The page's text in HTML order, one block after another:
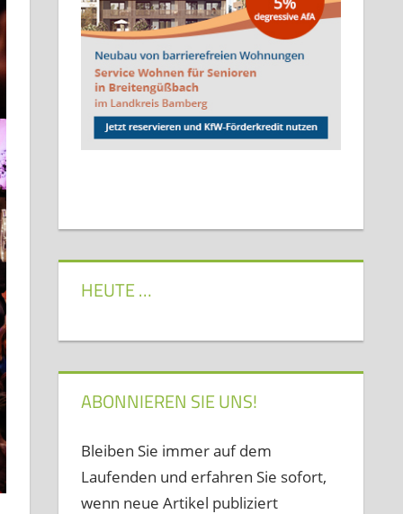
HEUTE …
ABONNIEREN SIE UNS!
Bleiben Sie immer auf dem
Laufenden und erfahren Sie sofort,
wenn neue Artikel publiziert